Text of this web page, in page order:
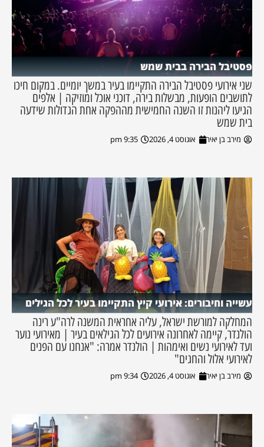
פסטיבל הבירה בבית שמש
שני אירועי פסטיבל הבירה התקיימו בעיר במשך יומיים. במקום חיכו
לתושבים הופעות, מבשלות בירה, דוכני אוכל ומוזיקה | אלפים
הגיעו ליהנות זו השנה החמישית מההפקה אחת הגדולות שידעה
בית שמש
מירב בן יאיר אוגוסט 4, 2026 9:35 pm
עשייה וחיבורים: אירועי קיץ התקיימו בעיר לכל הגילים
המחלקה למורשת ישראל, עליה אחראית המשנה לרה"ע רינה
הולנדר, קיימה לאחרונה אירועים לכל הגילאים בעיר | מאירועי נוער
ועד לאירועי נשים ואימהות | הולנדר אמרה: "אנחנו עם הפנים
לאירועי אלול והחגים"
מירב בן יאיר אוגוסט 4, 2026 9:34 pm